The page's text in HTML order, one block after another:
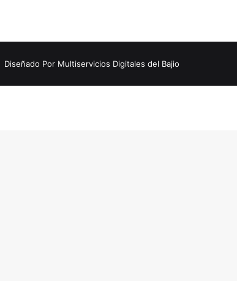
Diseñado Por Multiservicios Digitales del Bajio